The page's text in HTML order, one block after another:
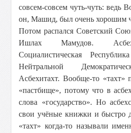
совсем-совсем чуть-чуть: ведь
он, Машид, был очень хорошим
Потом распался Советский
Ишлах Мамудов.
Социалистическая
Нейтральной
Асбехитахт. Вообще-то «тахт»
«пастбище», потому что в
слова «государство». Но
свои учёные книжки и быстро
«тахт» когда-то называли